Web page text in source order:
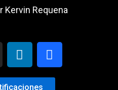
Kervin Requena
L
i
k
B
e